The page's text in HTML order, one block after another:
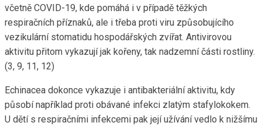
včetně COVID-19, kde pomáhá i v případě těžkých
respiračních příznaků, ale i třeba proti viru způsobujícího
vezikulární stomatidu hospodářských zvířat. Antivirovou
aktivitu přitom vykazují jak kořeny, tak nadzemní části rostliny.
(3, 9, 11, 12)
Echinacea dokonce vykazuje i antibakteriální aktivitu, kdy
působí například proti obávané infekci zlatým stafylokokem.
U dětí s respiračními infekcemi pak její užívání vedlo k nižšímu